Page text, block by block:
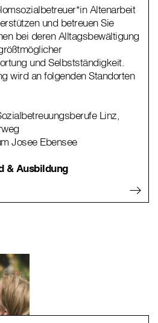
Altenarbeit
und betreuen Sie
bei deren Alltagsbewältigung
und Selbstständigkeit.
wird an folgenden Standorten
Linz,
Josee Ebensee
& Ausbildung